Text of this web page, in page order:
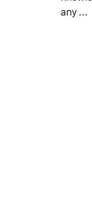
any ...